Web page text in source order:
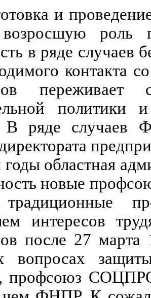
и
возросшую
в ряде случаев
контакта
политики
В ряде случаев
годы областная
новые
традиционные
интересов
после 27 марта
вопросах
профсоюз